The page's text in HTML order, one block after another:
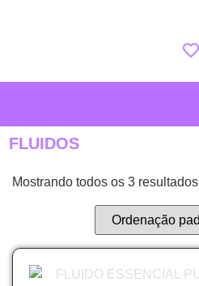
FLUIDOS
Mostrando todos os 3 resultados